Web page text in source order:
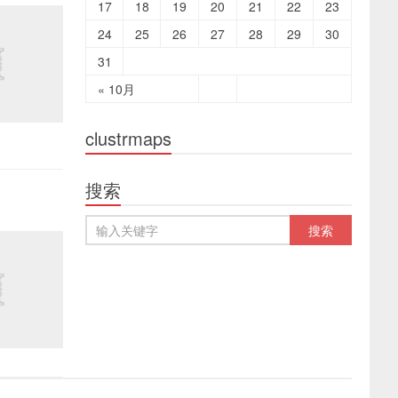
« 10月
17 18 19 20 21 22
23
24
25 26 27 28 29
30
31
clustrmaps
搜索